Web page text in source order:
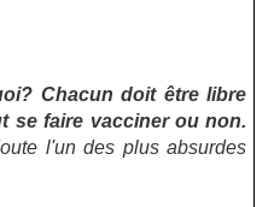
Chacun doit être libre
se faire vacciner ou non.
l'un des plus absurdes